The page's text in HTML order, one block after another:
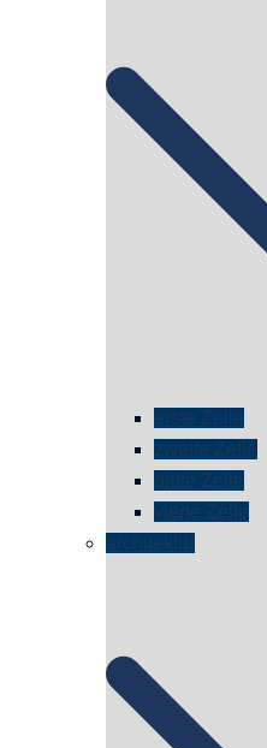
erste Zelle
zweite Zelle
dritte Zelle
vierte Zelle
architektur